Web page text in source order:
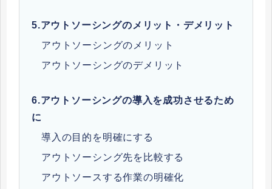
5.アウトソーシングのメリット・デメリット
アウトソーシングのメリット
アウトソーシングのデメリット
6.アウトソーシングの導入を成功させるため
に
導入の目的を明確にする
アウトソーシング先を比較する
アウトソースする作業の明確化